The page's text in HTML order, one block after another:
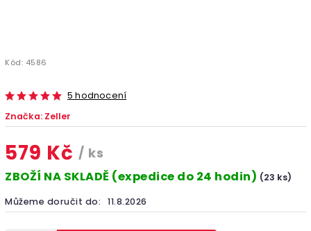
Kód: 4586
5 hodnocení
Značka: Zeller
579 Kč / ks
ZBOŽÍ NA SKLADĚ (expedice do 24 hodin) (23 ks)
Můžeme doručit do: 11.8.2026